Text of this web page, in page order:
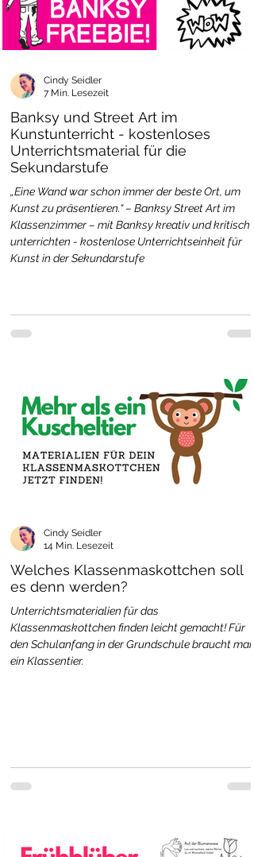
Banksy und Street Art im
Kunstunterricht - kostenloses
Unterrichtsmaterial für die
Sekundarstufe
„Eine Wand war schon immer der beste Ort, um
Kunst zu präsentieren.“ – Banksy Street Art im
Klassenzimmer – mit Banksy kreativ und kritisch
unterrichten - kostenlose Unterrichtseinheit für
Kunst in der Sekundarstufe
Cindy Seidler
7 Min. Lesezeit
Welches Klassenmaskottchen soll
es denn werden?
Unterrichtsmaterialien für das
Klassenmaskottchen finden leicht gemacht! Für
den Schulanfang in der Grundschule braucht man
ein Klassentier.
Cindy Seidler
14 Min. Lesezeit